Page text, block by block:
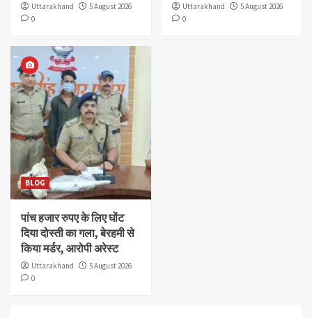
Uttarakhand
5 August 2026
0
Uttarakhand
5 August 2026
0
BLOG
पांच हजार रुपए के लिए घोंट
दिया दोस्ती का गला, बेरहमी से
किया मर्डर, आरोपी अरेस्ट
Uttarakhand
5 August 2026
0